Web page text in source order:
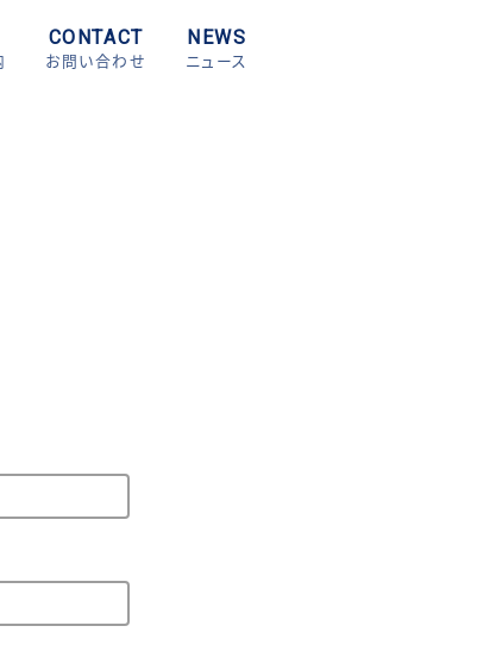
CONTACT
お問い合わせ
NEWS
ニュース